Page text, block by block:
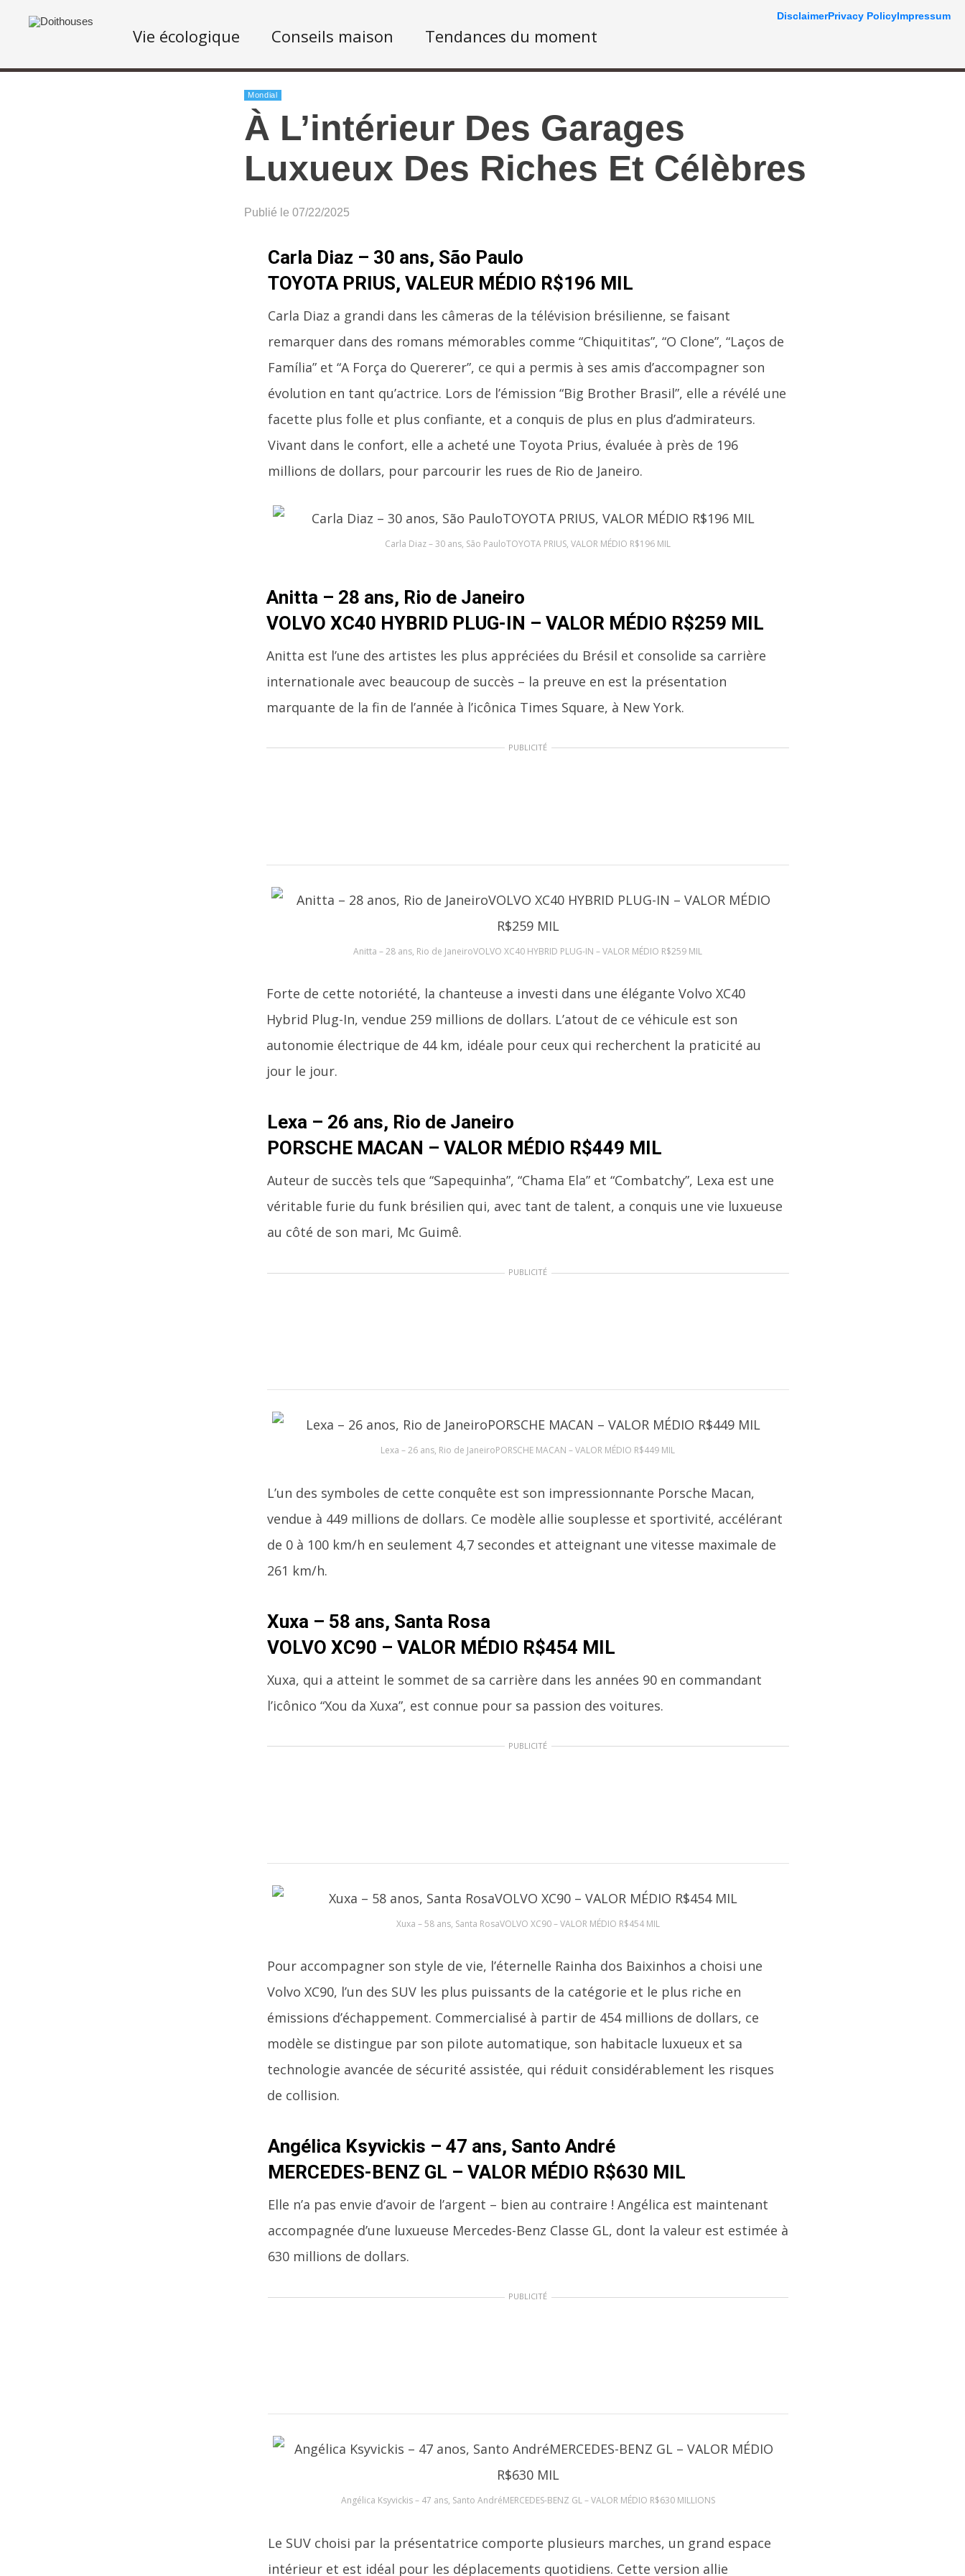
Vie écologique Conseils maison Tendances du moment
Mondial
À L’intérieur Des Garages
Luxueux Des Riches Et Célèbres
Publié le 07/22/2025
Carla Diaz – 30 ans, São Paulo
TOYOTA PRIUS, VALEUR MÉDIO R$196 MIL
Carla Diaz a grandi dans les câmeras de la télévision brésilienne, se faisant
remarquer dans des romans mémorables comme “Chiquititas”, “O Clone”, “Laços de
Família” et “A Força do Quererer”, ce qui a permis à ses amis d’accompagner son
évolution en tant qu’actrice. Lors de l’émission “Big Brother Brasil”, elle a révélé une
facette plus folle et plus confiante, et a conquis de plus en plus d’admirateurs.
Vivant dans le confort, elle a acheté une Toyota Prius, évaluée à près de 196
millions de dollars, pour parcourir les rues de Rio de Janeiro.
Carla Diaz – 30 ans, São PauloTOYOTA PRIUS, VALOR MÉDIO R$196 MIL
Anitta – 28 ans, Rio de Janeiro
VOLVO XC40 HYBRID PLUG-IN – VALOR MÉDIO R$259 MIL
Anitta est l’une des artistes les plus appréciées du Brésil et consolide sa carrière
internationale avec beaucoup de succès – la preuve en est la présentation
marquante de la fin de l’année à l’icônica Times Square, à New York.
PUBLICITÉ
Anitta – 28 ans, Rio de JaneiroVOLVO XC40 HYBRID PLUG-IN – VALOR MÉDIO R$259 MIL
Forte de cette notoriété, la chanteuse a investi dans une élégante Volvo XC40
Hybrid Plug-In, vendue 259 millions de dollars. L’atout de ce véhicule est son
autonomie électrique de 44 km, idéale pour ceux qui recherchent la praticité au
jour le jour.
Lexa – 26 ans, Rio de Janeiro
PORSCHE MACAN – VALOR MÉDIO R$449 MIL
Auteur de succès tels que “Sapequinha”, “Chama Ela” et “Combatchy”, Lexa est une
véritable furie du funk brésilien qui, avec tant de talent, a conquis une vie luxueuse
au côté de son mari, Mc Guimê.
PUBLICITÉ
Lexa – 26 ans, Rio de JaneiroPORSCHE MACAN – VALOR MÉDIO R$449 MIL
L’un des symboles de cette conquête est son impressionnante Porsche Macan,
vendue à 449 millions de dollars. Ce modèle allie souplesse et sportivité, accélérant
de 0 à 100 km/h en seulement 4,7 secondes et atteignant une vitesse maximale de
261 km/h.
Xuxa – 58 ans, Santa Rosa
VOLVO XC90 – VALOR MÉDIO R$454 MIL
Xuxa, qui a atteint le sommet de sa carrière dans les années 90 en commandant
l’icônico “Xou da Xuxa”, est connue pour sa passion des voitures.
PUBLICITÉ
Xuxa – 58 ans, Santa RosaVOLVO XC90 – VALOR MÉDIO R$454 MIL
Pour accompagner son style de vie, l’éternelle Rainha dos Baixinhos a choisi une
Volvo XC90, l’un des SUV les plus puissants de la catégorie et le plus riche en
émissions d’échappement. Commercialisé à partir de 454 millions de dollars, ce
modèle se distingue par son pilote automatique, son habitacle luxueux et sa
technologie avancée de sécurité assistée, qui réduit considérablement les risques
de collision.
Angélica Ksyvickis – 47 ans, Santo André
MERCEDES-BENZ GL – VALOR MÉDIO R$630 MIL
Elle n’a pas envie d’avoir de l’argent – bien au contraire ! Angélica est maintenant
accompagnée d’une luxueuse Mercedes-Benz Classe GL, dont la valeur est estimée à
630 millions de dollars.
PUBLICITÉ
Angélica Ksyvickis – 47 ans, Santo AndréMERCEDES-BENZ GL – VALOR MÉDIO R$630 MILLIONS
Le SUV choisi par la présentatrice comporte plusieurs marches, un grand espace
intérieur et est idéal pour les déplacements quotidiens. Cette version allie
DisclaimerPrivacy PolicyImpressum